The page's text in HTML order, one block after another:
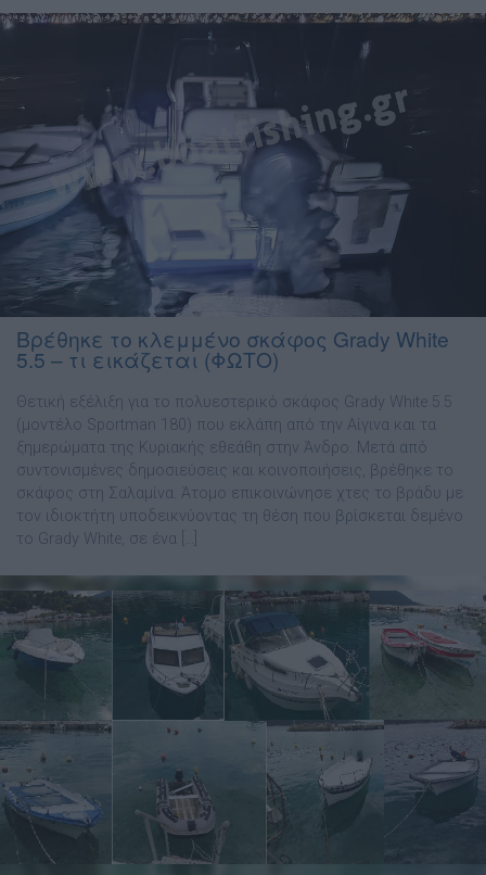
Βρέθηκε το κλεμμένο σκάφος Grady White
5.5 – τι εικάζεται (ΦΩΤΟ)
Θετική εξέλιξη για το πολυεστερικό σκάφος Grady White 5.5
(μοντέλο Sportman 180) που εκλάπη από την Αίγινα και τα
ξημερώματα της Κυριακής εθεάθη στην Άνδρο. Μετά από
συντονισμένες δημοσιεύσεις και κοινοποιήσεις, βρέθηκε το
σκάφος στη Σαλαμίνα. Άτομο επικοινώνησε χτες το βράδυ με
τον ιδιοκτήτη υποδεικνύοντας τη θέση που βρίσκεται δεμένο
το Grady White, σε ένα […]